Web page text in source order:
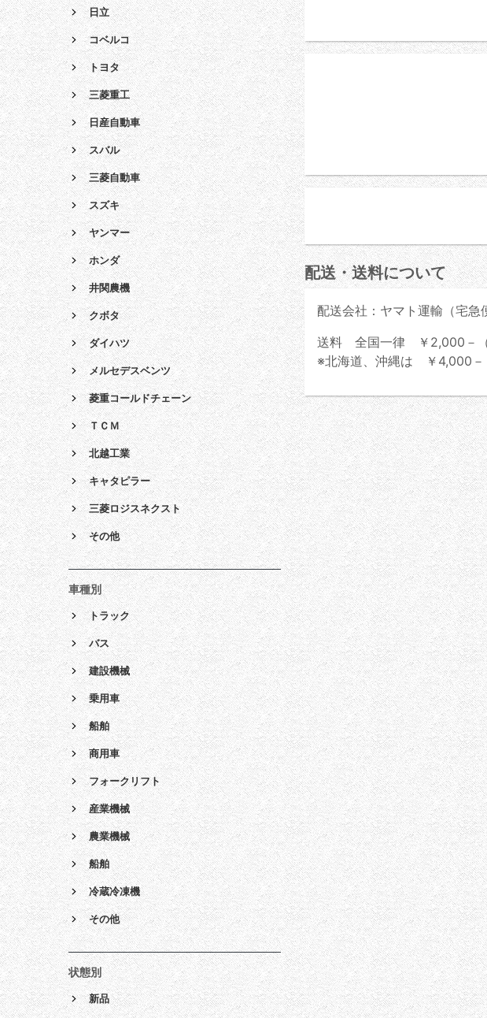
配送・送料について
配送会社：ヤマト運輸（宅急
送料 全国一律 ￥2,000－（
※北海道、沖縄は ￥4,000－
日立
コベルコ
トヨタ
三菱重工
日産自動車
スバル
三菱自動車
スズキ
ヤンマー
ホンダ
井関農機
クボタ
ダイハツ
メルセデスベンツ
菱重コールドチェーン
ＴＣＭ
北越工業
キャタピラー
三菱ロジスネクスト
その他
車種別
トラック
バス
建設機械
乗用車
船舶
商用車
フォークリフト
産業機械
農業機械
船舶
冷蔵冷凍機
その他
状態別
新品